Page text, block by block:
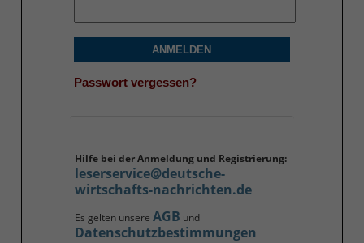
ANMELDEN
Passwort vergessen?
Hilfe bei der Anmeldung und Registrierung:
leserservice@deutsche-
wirtschafts-nachrichten.de
Es gelten unsere AGB und
Datenschutzbestimmungen